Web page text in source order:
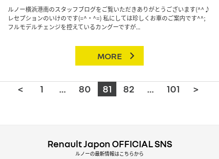
ルノー横浜港南のスタッフブログをご覧いただきありがとうございます(^^♪
レセプションのいけのです(=^・^=) 私にしては珍しくお車のご案内です^^;
フルモデルチェンジを控えているカングーですが...
MORE
< 1 … 80 81 82 … 101 >
Renault Japon OFFICIAL SNS
ルノーの最新情報はこちらから